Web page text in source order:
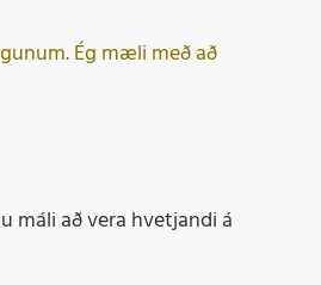
Ég mæli með að
máli að vera hvetjandi á